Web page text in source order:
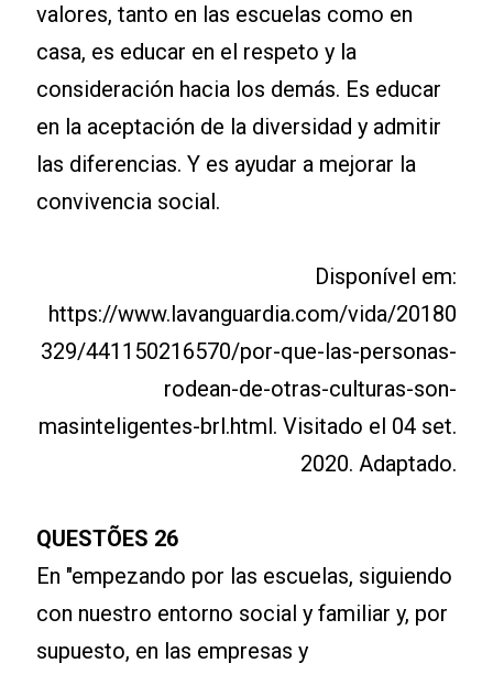
valores, tanto en las escuelas como en
casa, es educar en el respeto y la
consideración hacia los demás. Es educar
en la aceptación de la diversidad y admitir
las diferencias. Y es ayudar a mejorar la
convivencia social.
Disponível em:
https://www.lavanguardia.com/vida/20180
329/441150216570/por-que-las-personas-
rodean-de-otras-culturas-son-
masinteligentes-brl.html. Visitado el 04 set.
2020. Adaptado.
QUESTÕES 26
En "empezando por las escuelas, siguiendo
con nuestro entorno social y familiar y, por
supuesto, en las empresas y